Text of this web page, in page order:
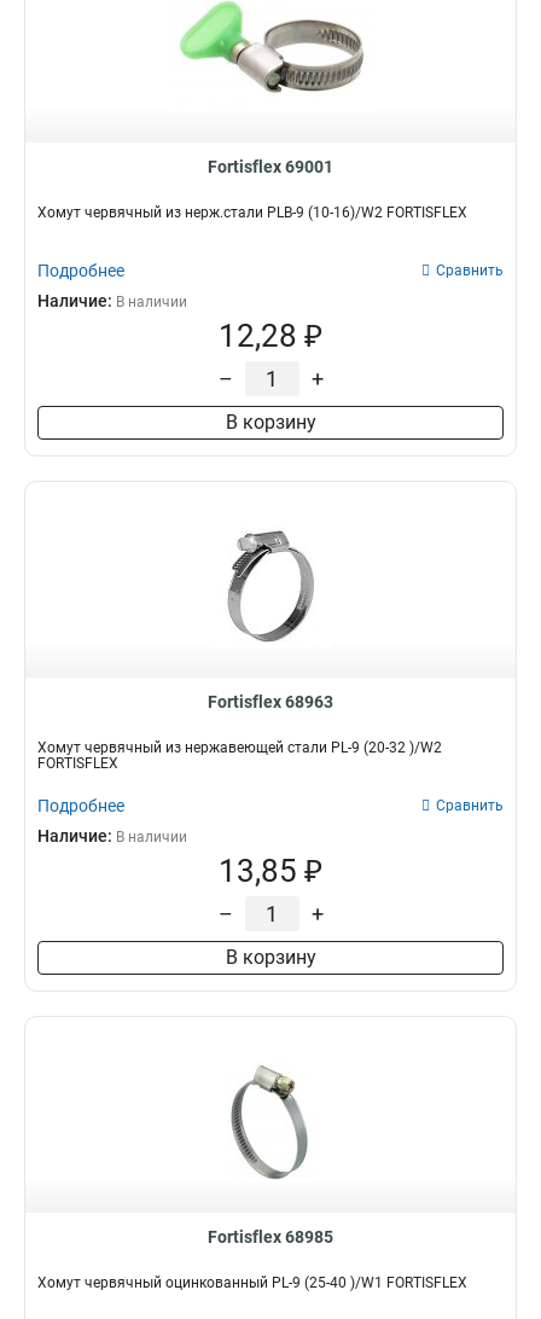
Fortisflex 69001
Хомут червячный из нерж.стали PLB-9 (10-16)/W2 FORTISFLEX
Подробнее Сравнить
Наличие: В наличии
12,28 ₽
– +
В корзину
Fortisflex 68963
Хомут червячный из нержавеющей стали PL-9 (20-32 )/W2
FORTISFLEX
Подробнее Сравнить
Наличие: В наличии
13,85 ₽
– +
В корзину
Fortisflex 68985
Хомут червячный оцинкованный PL-9 (25-40 )/W1 FORTISFLEX